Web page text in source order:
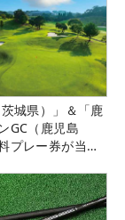
茨城県）」＆「鹿
GC（鹿児島
プレー券が当た